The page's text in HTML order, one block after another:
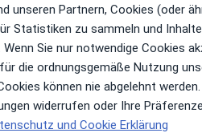
nicht verfügbar
Profil anzeigen
unseren Partnern, Cookies (oder
Statistiken zu sammeln und
Sie nur notwendige Cookies
die ordnungsgemäße Nutzung
können nie abgelehnt werden.
widerrufen oder Ihre
und Cookie Erklärung